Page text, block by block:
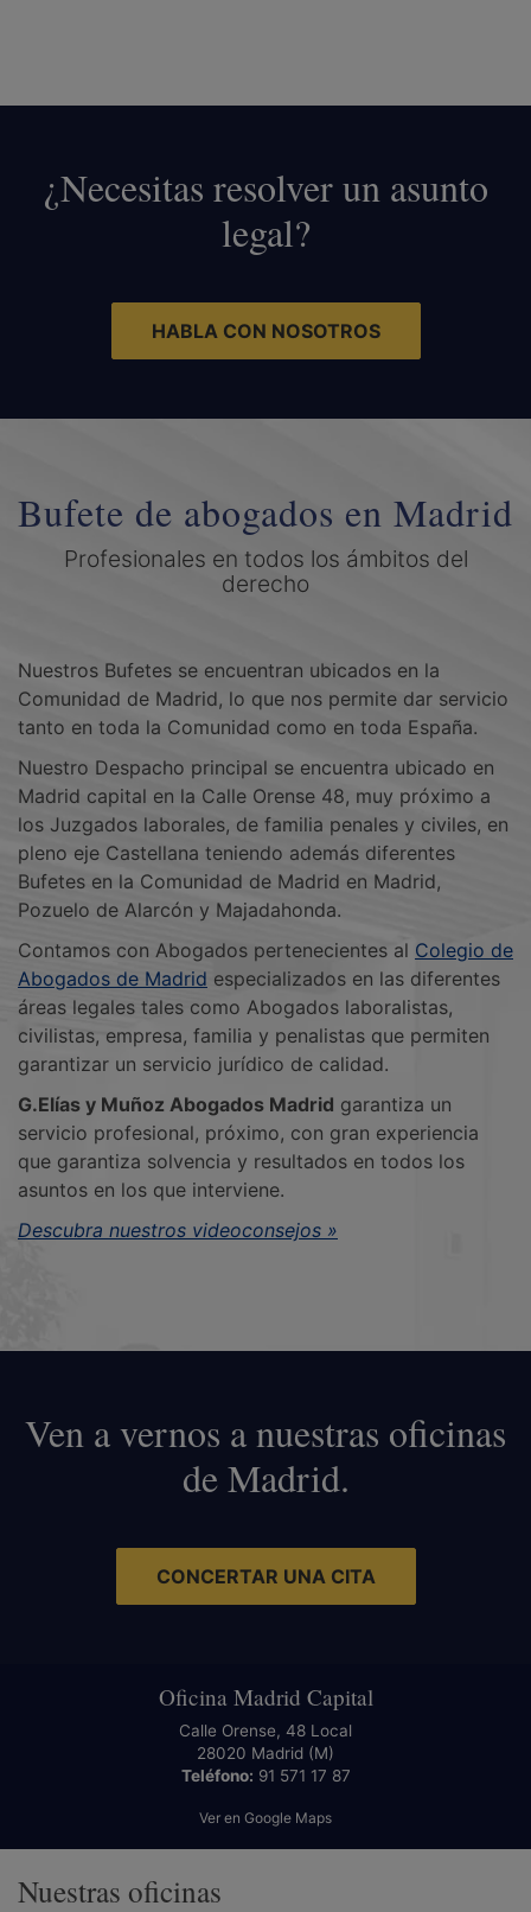
¿Necesitas resolver un asunto
legal?
HABLA CON NOSOTROS
Bufete de abogados en Madrid
Profesionales en todos los ámbitos del
derecho
Nuestros Bufetes se encuentran ubicados en la
Comunidad de Madrid, lo que nos permite dar servicio
tanto en toda la Comunidad como en toda España.
Nuestro Despacho principal se encuentra ubicado en
Madrid capital en la Calle Orense 48, muy próximo a
los Juzgados laborales, de familia penales y civiles, en
pleno eje Castellana teniendo además diferentes
Bufetes en la Comunidad de Madrid en Madrid,
Pozuelo de Alarcón y Majadahonda.
Contamos con Abogados pertenecientes al Colegio de
Abogados de Madrid especializados en las diferentes
áreas legales tales como Abogados laboralistas,
civilistas, empresa, familia y penalistas que permiten
garantizar un servicio jurídico de calidad.
G.Elías y Muñoz Abogados Madrid garantiza un
servicio profesional, próximo, con gran experiencia
que garantiza solvencia y resultados en todos los
asuntos en los que interviene.
Descubra nuestros videoconsejos »
Ven a vernos a nuestras oficinas
de Madrid.
CONCERTAR UNA CITA
Oficina Madrid Capital
Calle Orense, 48 Local
28020 Madrid (M)
Teléfono: 91 571 17 87
Ver en Google Maps
Nuestras oficinas